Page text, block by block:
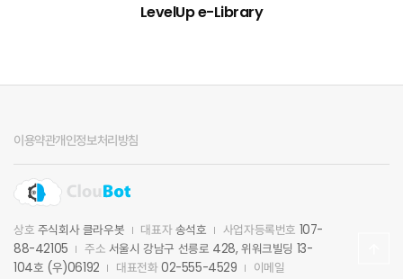
LevelUp e-Library
이용약관개인정보처리방침
상호 주식회사 클라우봇 대표자송석호 사업자등록번호 107-
88-42105
주소 서울시 강남구 선릉로 428, 위워크빌딩 13-
104호 (우)06192
대표전화 02-555-4529
이메일